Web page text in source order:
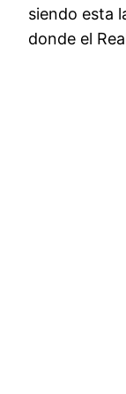
siendo esta
donde el